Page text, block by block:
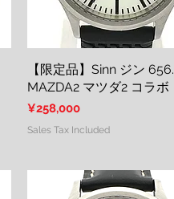
Quick View
【限定品】Sinn ジン 656.
MAZDA2 マツダ2 コラボ
Price
¥258,000
Sales Tax Included